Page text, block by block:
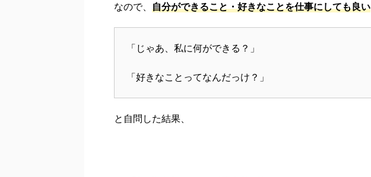
なので、 自分ができること・好きなことを仕事にしても良い
「じゃあ、私に何ができる？」
「好きなことってなんだっけ？」
と自問した結果、